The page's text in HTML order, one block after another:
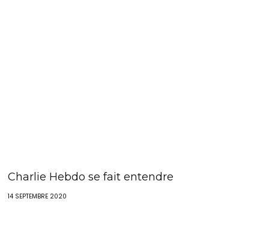
Charlie Hebdo se fait entendre
14 SEPTEMBRE 2020